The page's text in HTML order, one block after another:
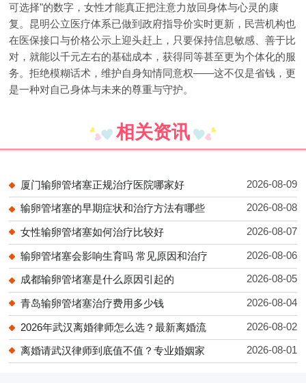
可选择"的数字，女性才能真正把注意力放回身体与心灵的康
复。昆明公立医疗体系已做到政府指导价实时更新，民营机构也
在医保接口与价格公示上迎头赶上，只要保持信息敏感、善于比
对，就能以千元左右的基础成本，获得同等甚至更为个体化的服
务。拒绝模糊话术，维护自身知情同意权——这不仅是省钱，更
是一种对自己身体与未来的尊重与守护。
相关资讯
厦门输卵管堵塞正规治疗医院哪家好 2026-08-09
输卵管堵塞的早期症状和治疗方法有哪些 2026-08-08
女性输卵管堵塞如何治疗比较好 2026-08-07
输卵管堵塞会影响生育吗 常见原因和治疗 2026-08-06
成都输卵管堵塞是什么原因引起的 2026-08-05
青岛输卵管堵塞治疗费用多少钱 2026-08-04
2026年武汉离婚律师怎么选？最新离婚流 2026-08-02
离婚请武汉律师到底值不值？专业婚姻家 2026-08-01